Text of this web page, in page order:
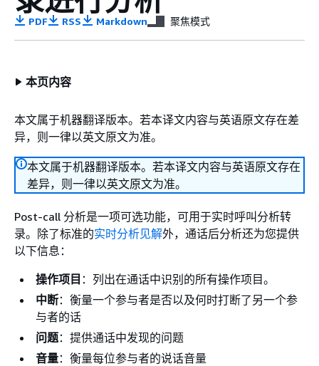
PDF RSS Markdown 聚焦模式
本页内容
本文属于机器翻译版本。若本译文内容与英语原文存在差
异，则一律以英文原文为准。
本文属于机器翻译版本。若本译文内容与英语原文存在
差异，则一律以英文原文为准。
Post-call 分析是一项可选功能，可用于实时呼叫分析转
录。除了标准的实时分析见解外，通话后分析还为您提供
以下信息：
操作项目 ：列出在通话中识别的所有操作项目。
中断：衡量一个参与者是否以及何时打断了另一个参
与者的话
问题：提供通话中发现的问题
音量：衡量每位参与者的说话音量